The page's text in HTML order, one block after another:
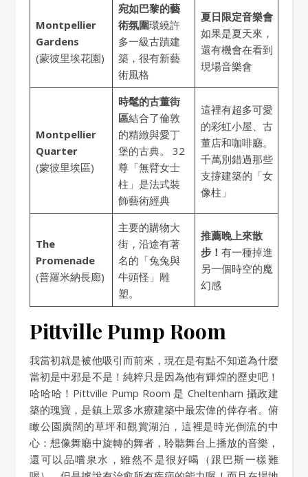
Montpellier
Gardens
(蒙彼里埃花園)
宛如巴黎的藝
術氛圍環繞許
多一級古蹟建
築，很有新藝
術風格
夏日限定音樂會
如果是夏天來，
還有機會在看到
現場音樂會
Montpellier
Quarter
(蒙彼里埃區)
時髦的古董街
區結合了倫敦
的精緻與愛丁
堡的古典。 32
尊「無臂女士
柱」是法式裝
飾藝術經典
這裡有超多可愛
的彩虹小屋、古
董店和咖啡廳。
千萬別錯過那些
支撐建築的「女
像柱」
The
Promenade
(普羅米納長廊)
主要的購物大
街，沿途有著
名的「兔兔與
牛頭怪」雕
塑。
推薦晚上來散
步！ 有一種掉進
另一個時空的魔
幻感
Pittville Pump Room
我當初就是被他吸引而前來，現在是有點不知道為什麼
當初是中邪是不是！純粹只是因為他有輝煌的歷史吧！
哈哈哈！Pittville Pump Room 是 Cheltenham 攝政建
築的瑰寶，是鎮上眾多水療建築中最宏偉的倖存者。俯
瞰公園廣闊的草坪和觀賞湖泊，這裡是時光倒流的中
心：想像舞廳中旋轉的舞者，聆聽舞台上播放的音樂，
還可以品嚐泉水，雖然不是很好喝（跟巴斯一樣難